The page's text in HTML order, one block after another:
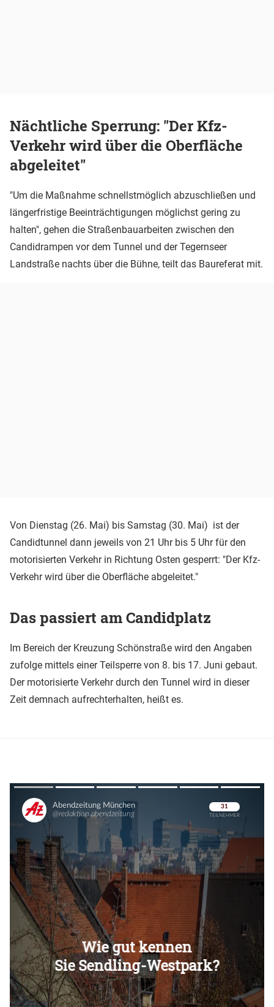
Nächtliche Sperrung: "Der Kfz-
Verkehr wird über die Oberfläche
abgeleitet"
"Um die Maßnahme schnellstmöglich abzuschließen und
längerfristige Beeinträchtigungen möglichst gering zu
halten", gehen die Straßenbauarbeiten zwischen den
Candid­rampen vor dem Tunnel und der Tegernseer
Landstraße nachts über die Bühne, teilt das Baureferat mit.
Von Dienstag (26. Mai) bis Samstag (30. Mai) ist der
Candidtunnel dann jeweils von 21 Uhr bis 5 Uhr für den
motorisierten Verkehr in Richtung Osten gesperrt: "Der Kfz-
Verkehr wird über die Oberfläche abgeleitet."
Das passiert am Candidplatz
Im Bereich der Kreuzung Schönstraße wird den Angaben
zufolge mittels einer Teilsperre von 8. bis 17. Juni gebaut.
Der motorisierte Verkehr durch den Tunnel wird in dieser
Zeit demnach aufrechterhalten, heißt es.
Überspringen
Überspringen